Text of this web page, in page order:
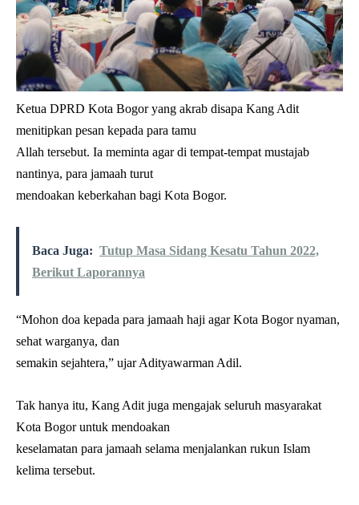
Ketua DPRD Kota Bogor yang akrab disapa Kang Adit
menitipkan pesan kepada para tamu
Allah tersebut. Ia meminta agar di tempat-tempat mustajab
nantinya, para jamaah turut
mendoakan keberkahan bagi Kota Bogor.
Baca Juga: Tutup Masa Sidang Kesatu Tahun 2022,
Berikut Laporannya
“Mohon doa kepada para jamaah haji agar Kota Bogor nyaman,
sehat warganya, dan
semakin sejahtera,” ujar Adityawarman Adil.
Tak hanya itu, Kang Adit juga mengajak seluruh masyarakat
Kota Bogor untuk mendoakan
keselamatan para jamaah selama menjalankan rukun Islam
kelima tersebut.